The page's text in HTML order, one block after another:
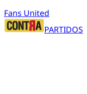
Fans United
PARTIDOS